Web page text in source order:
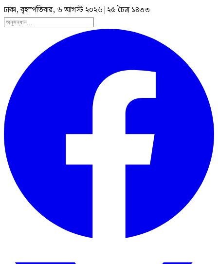
ঢাকা, বৃহস্পতিবার, ৬ আগস্ট ২০২৬ | ২৫ চৈত্র ১৪৩৩